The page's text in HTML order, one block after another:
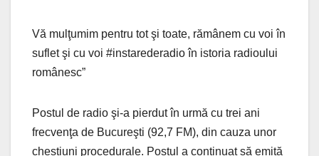
Vă mulţumim pentru tot şi toate, rămânem cu voi în
suflet şi cu voi #instarederadio în istoria radioului
românesc”
Postul de radio şi-a pierdut în urmă cu trei ani
frecvenţa de Bucureşti (92,7 FM), din cauza unor
chestiuni procedurale. Postul a continuat să emită